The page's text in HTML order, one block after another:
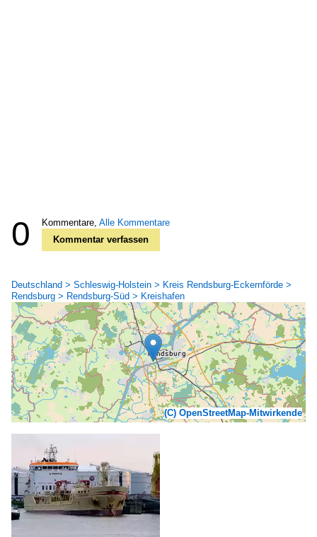
0 Kommentare, Alle Kommentare
Kommentar verfassen
Deutschland > Schleswig-Holstein > Kreis Rendsburg-Eckernförde >
Rendsburg > Rendsburg-Süd > Kreishafen
(C) OpenStreetMap-Mitwirkende